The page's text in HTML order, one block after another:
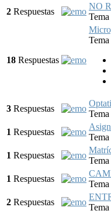
2 Respuestas
NO
18 Respuestas
3 Respuestas
1 Respuestas
1 Respuestas
1 Respuestas
2 Respuestas